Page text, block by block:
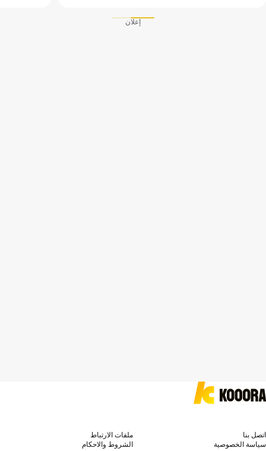
إعلان
اتصل بنا
ملفات الارتباط
سياسة الخصوصية
الشروط والاحكام